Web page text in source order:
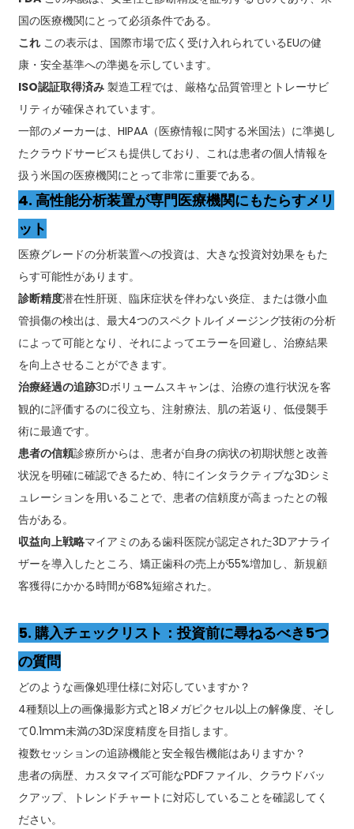
国の医療機関にとって必須条件である。
これこの表示は、国際市場で広く受け入れられているEUの健
康・安全基準への準拠を示しています。
ISO認証取得済み製造工程では、厳格な品質管理とトレーサビ
リティが確保されています。
一部のメーカーは、HIPAA（医療情報に関する米国法）に準拠し
たクラウドサービスも提供しており、これは患者の個人情報を
扱う米国の医療機関にとって非常に重要である。
4. 高性能分析装置が専門医療機関にもたらすメリ
ット
医療グレードの分析装置への投資は、大きな投資対効果をもた
らす可能性があります。
診断精度潜在性肝斑、臨床症状を伴わない炎症、または微小血
管損傷の検出は、最大4つのスペクトルイメージング技術の分析
によって可能となり、それによってエラーを回避し、治療結果
を向上させることができます。
治療経過の追跡3Dボリュームスキャンは、治療の進行状況を客
観的に評価するのに役立ち、注射療法、肌の若返り、低侵襲手
術に最適です。
患者の信頼診療所からは、患者が自身の病状の初期状態と改善
状況を明確に確認できるため、特にインタラクティブな3Dシミ
ュレーションを用いることで、患者の信頼度が高まったとの報
告がある。
収益向上戦略マイアミのある歯科医院が認定された3Dアナライ
ザーを導入したところ、矯正歯科の売上が55%増加し、新規顧
客獲得にかかる時間が68%短縮された。
5. 購入チェックリスト：投資前に尋ねるべき5つ
の質問
どのような画像処理仕様に対応していますか？
4種類以上の画像撮影方式と18メガピクセル以上の解像度、そし
て0.1mm未満の3D深度精度を目指します。
複数セッションの追跡機能と安全報告機能はありますか？
患者の病歴、カスタマイズ可能なPDFファイル、クラウドバッ
クアップ、トレンドチャートに対応していることを確認してく
ださい。